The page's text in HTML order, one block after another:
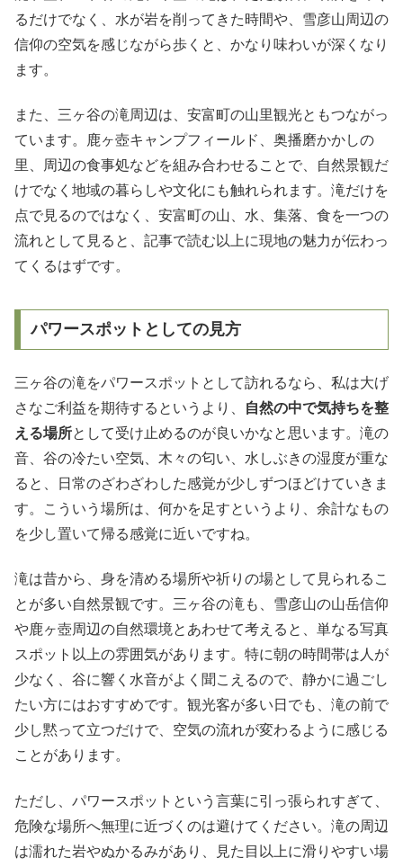
るだけでなく、水が岩を削ってきた時間や、雪彦山周辺の
信仰の空気を感じながら歩くと、かなり味わいが深くなり
ます。
また、三ヶ谷の滝周辺は、安富町の山里観光ともつながっ
ています。鹿ヶ壺キャンプフィールド、奥播磨かかしの
里、周辺の食事処などを組み合わせることで、自然景観だ
けでなく地域の暮らしや文化にも触れられます。滝だけを
点で見るのではなく、安富町の山、水、集落、食を一つの
流れとして見ると、記事で読む以上に現地の魅力が伝わっ
てくるはずです。
パワースポットとしての見方
三ヶ谷の滝をパワースポットとして訪れるなら、私は大げ
さなご利益を期待するというより、
自然の中で気持ちを整
える場所として受け止めるのが良いかなと思います。滝の
音、谷の冷たい空気、木々の匂い、水しぶきの湿度が重な
ると、日常のざわざわした感覚が少しずつほどけていきま
す。こういう場所は、何かを足すというより、余計なもの
を少し置いて帰る感覚に近いですね。
滝は昔から、身を清める場所や祈りの場として見られるこ
とが多い自然景観です。三ヶ谷の滝も、雪彦山の山岳信仰
や鹿ヶ壺周辺の自然環境とあわせて考えると、単なる写真
スポット以上の雰囲気があります。特に朝の時間帯は人が
少なく、谷に響く水音がよく聞こえるので、静かに過ごし
たい方にはおすすめです。観光客が多い日でも、滝の前で
少し黙って立つだけで、空気の流れが変わるように感じる
ことがあります。
ただし、パワースポットという言葉に引っ張られすぎて、
危険な場所へ無理に近づくのは避けてください。滝の周辺
は濡れた岩やぬかるみがあり、見た目以上に滑りやすい場